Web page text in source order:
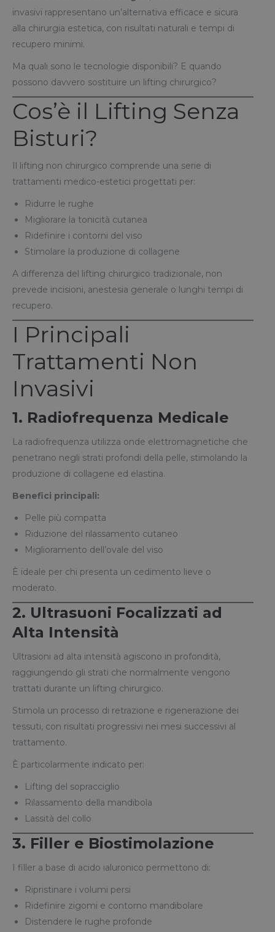
invasivi rappresentano un’alternativa efficace e sicura
alla chirurgia estetica, con risultati naturali e tempi di
recupero minimi.
Ma quali sono le tecnologie disponibili? E quando
possono davvero sostituire un lifting chirurgico?
Cos’è il Lifting Senza
Bisturi?
Il lifting non chirurgico comprende una serie di
trattamenti medico-estetici progettati per:
Ridurre le rughe
Migliorare la tonicità cutanea
Ridefinire i contorni del viso
Stimolare la produzione di collagene
A differenza del lifting chirurgico tradizionale, non
prevede incisioni, anestesia generale o lunghi tempi di
recupero.
I Principali
Trattamenti Non
Invasivi
1. Radiofrequenza Medicale
La radiofrequenza utilizza onde elettromagnetiche che
penetrano negli strati profondi della pelle, stimolando la
produzione di collagene ed elastina.
Benefici principali:
Pelle più compatta
Riduzione del rilassamento cutaneo
Miglioramento dell’ovale del viso
È ideale per chi presenta un cedimento lieve o
moderato.
2. Ultrasuoni Focalizzati ad
Alta Intensità
Ultrasioni ad alta intensità agiscono in profondità,
raggiungendo gli strati che normalmente vengono
trattati durante un lifting chirurgico.
Stimola un processo di retrazione e rigenerazione dei
tessuti, con risultati progressivi nei mesi successivi al
trattamento.
È particolarmente indicato per:
Lifting del sopracciglio
Rilassamento della mandibola
Lassità del collo
3. Filler e Biostimolazione
I filler a base di acido ialuronico permettono di:
Ripristinare i volumi persi
Ridefinire zigomi e contorno mandibolare
Distendere le rughe profonde